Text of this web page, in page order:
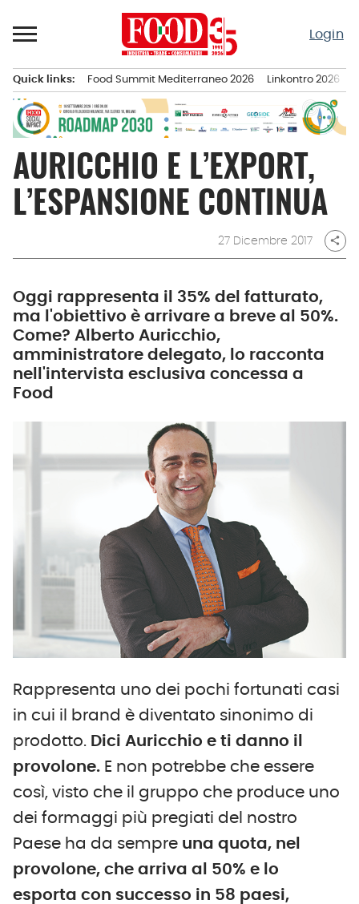
al
Login
principale
Quick links: Food Summit Mediterraneo 2026 Linkontro 2026
AURICCHIO E L’EXPORT,
L’ESPANSIONE CONTINUA
27 Dicembre 2017 share
Oggi rappresenta il 35% del fatturato,
ma l'obiettivo è arrivare a breve al 50%.
Come? Alberto Auricchio,
amministratore delegato, lo racconta
nell'intervista esclusiva concessa a
Food
Rappresenta uno dei pochi fortunati casi
in cui il brand è diventato sinonimo di
prodotto. Dici Auricchio e ti danno il
provolone. E non potrebbe che essere
così, visto che il gruppo che produce uno
dei formaggi più pregiati del nostro
Paese ha da sempre una quota, nel
provolone, che arriva al 50% e lo
esporta con successo in 58 paesi,